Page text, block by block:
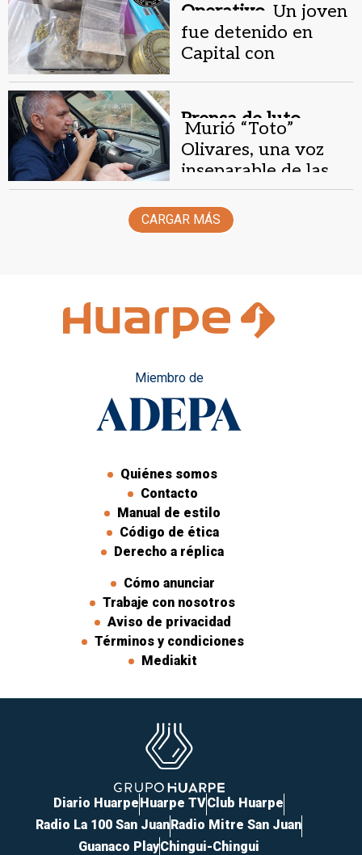
Operativo. Un joven
fue detenido en
Capital con
Prensa de luto.
Murió “Toto”
Olivares, una voz
inseparable de las
calles sanjuaninas
CARGAR MÁS
Miembro de
Quiénes somos
Contacto
Manual de estilo
Código de ética
Derecho a réplica
Cómo anunciar
Trabaje con nosotros
Aviso de privacidad
Términos y condiciones
Mediakit
Diario HuarpeHuarpe TVClub Huarpe
Radio La 100 San JuanRadio Mitre San Juan
Guanaco PlayChingui-Chingui